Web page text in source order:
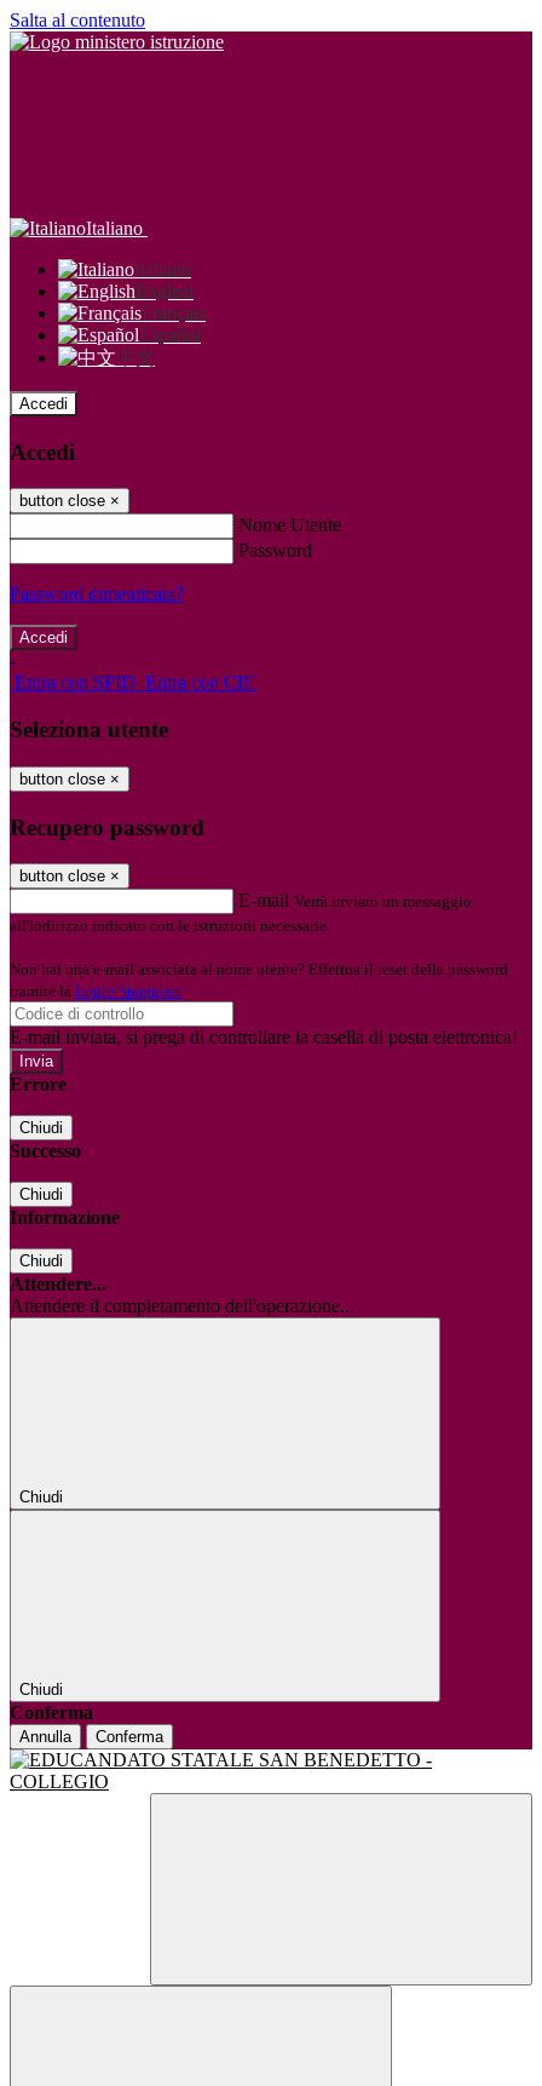
Salta al contenuto
Italiano
Italiano
English
Français
Español
中文
Accedi
Accedi
button close ×
Nome Utente
Password
Password dimenticata?
-
Entra con SPID Entra con CIE
Seleziona utente
button close ×
Recupero password
button close ×
E-mail Verrà inviato un messaggio
all'indirizzo indicato con le istruzioni necessarie.
Non hai una e-mail associata al nome utente? Effettua il reset della password
tramite la Login Spaggiari
E-mail inviata, si prega di controllare la casella di posta elettronica!
Errore
Chiudi
Successo
Chiudi
Informazione
Chiudi
Attendere...
Attendere il completamento dell'operazione...
Chiudi
Chiudi
Conferma
Annulla Conferma